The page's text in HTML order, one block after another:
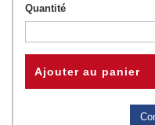
Quantité
Ajouter au panier